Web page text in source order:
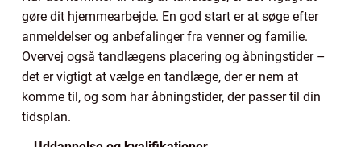
gøre dit hjemmearbejde. En god start er at søge efter
anmeldelser og anbefalinger fra venner og familie.
Overvej også tandlægens placering og åbningstider –
det er vigtigt at vælge en tandlæge, der er nem at
komme til, og som har åbningstider, der passer til din
tidsplan.